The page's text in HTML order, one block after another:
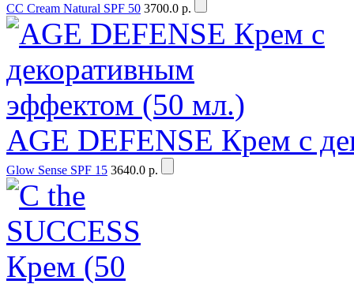
CC Cream Natural SPF 50 3700.0 р.
AGE DEFENSE Крем с
Glow Sense SPF 15 3640.0 р.